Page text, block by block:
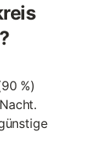
%)